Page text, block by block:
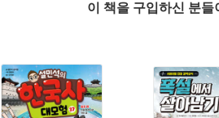
이 책을 구입하신 분